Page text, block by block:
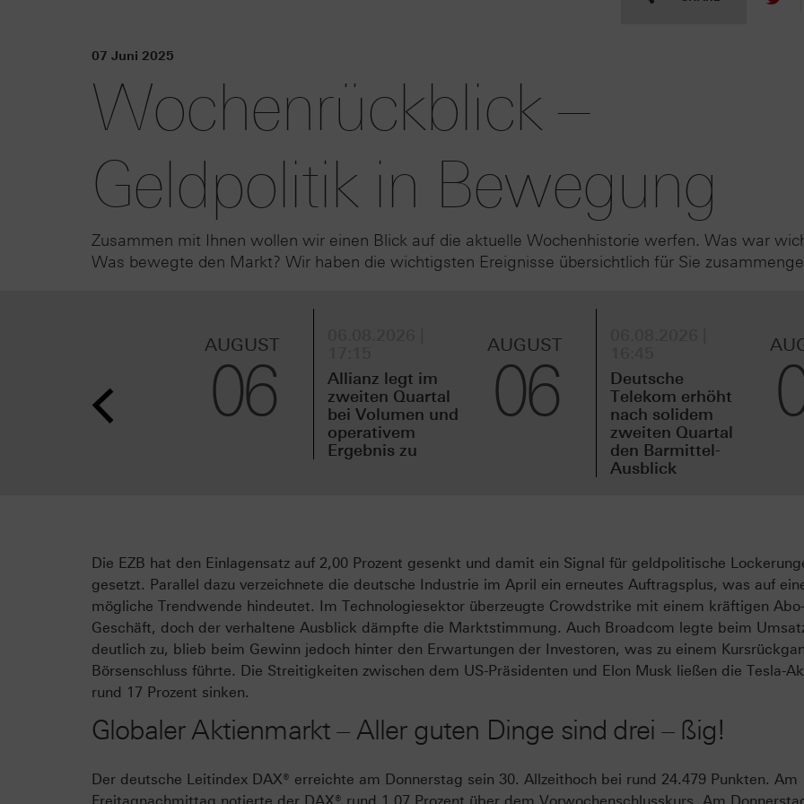
07 Juni 2025
Wochenrückblick –
Geldpolitik in Bewegung
Zusammen mit Ihnen wollen wir einen Blick auf die aktuelle Wochenhistorie werfen. Was war
Was bewegte den Markt? Wir haben die wichtigsten Ereignisse übersichtlich für Sie
AUGUST
06
Allianz legt im
zweiten Quartal
bei Volumen und
operativem
Ergebnis zu
AUGUST
06
Deutsche
Telekom erhöht
nach solidem
zweiten Quartal
den Barmittel-
Ausblick
Die EZB hat den Einlagensatz auf 2,00 Prozent gesenkt und damit ein Signal für geldpolitische
gesetzt. Parallel dazu verzeichnete die deutsche Industrie im April ein erneutes Auftragsplus, was auf
mögliche Trendwende hindeutet. Im Technologiesektor überzeugte Crowdstrike mit einem kräftigen Abo-
Geschäft, doch der verhaltene Ausblick dämpfte die Marktstimmung. Auch Broadcom legte beim
deutlich zu, blieb beim Gewinn jedoch hinter den Erwartungen der Investoren, was zu einem
Börsenschluss führte. Die Streitigkeiten zwischen dem US-Präsidenten und Elon Musk ließen die Tesla-
rund 17 Prozent sinken.
Globaler Aktienmarkt – Aller guten Dinge sind drei – ßig!
Der deutsche Leitindex DAX® erreichte am Donnerstag sein 30. Allzeithoch bei rund 24.479 Punkten. Am
Freitagnachmittag notierte der DAX® rund 1,07 Prozent über dem Vorwochenschlusskurs. Am